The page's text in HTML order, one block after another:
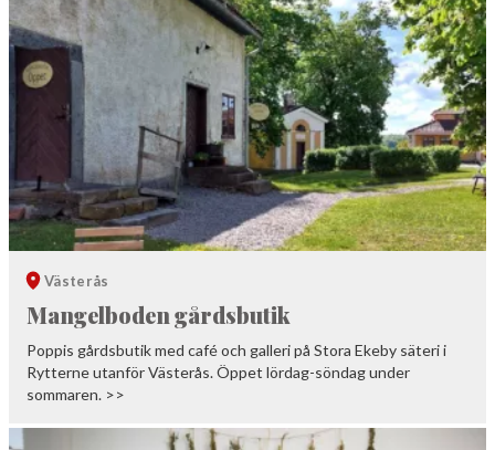
Västerås
Mangelboden gårdsbutik
Poppis gårdsbutik med café och galleri på Stora Ekeby säteri i
Rytterne utanför Västerås. Öppet lördag-söndag under
sommaren. >>